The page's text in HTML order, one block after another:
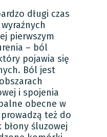
długi czas
pierwszym
– ból
pojawia się
Ból jest
i spojenia
obecne w
też do
śluzowej